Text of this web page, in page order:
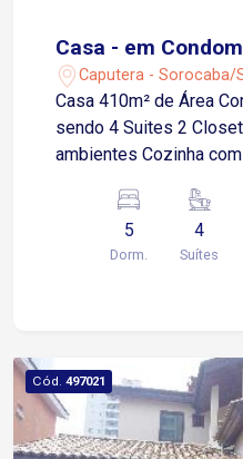
Casa - em
Caputera - Sorocaba/
Casa 410m² de Área Construída,
sendo 4 Suites 2
ambientes Cozinha
Descobertas Piso frio em todo Ambiente.
Agende sua visita Estuda Proposta de
apartmento ou kitnet
5
Dorm.
4
Suítes
Cód. 497021